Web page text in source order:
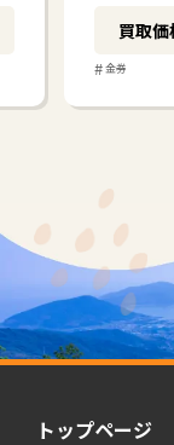
買取価
#金券
トップページ